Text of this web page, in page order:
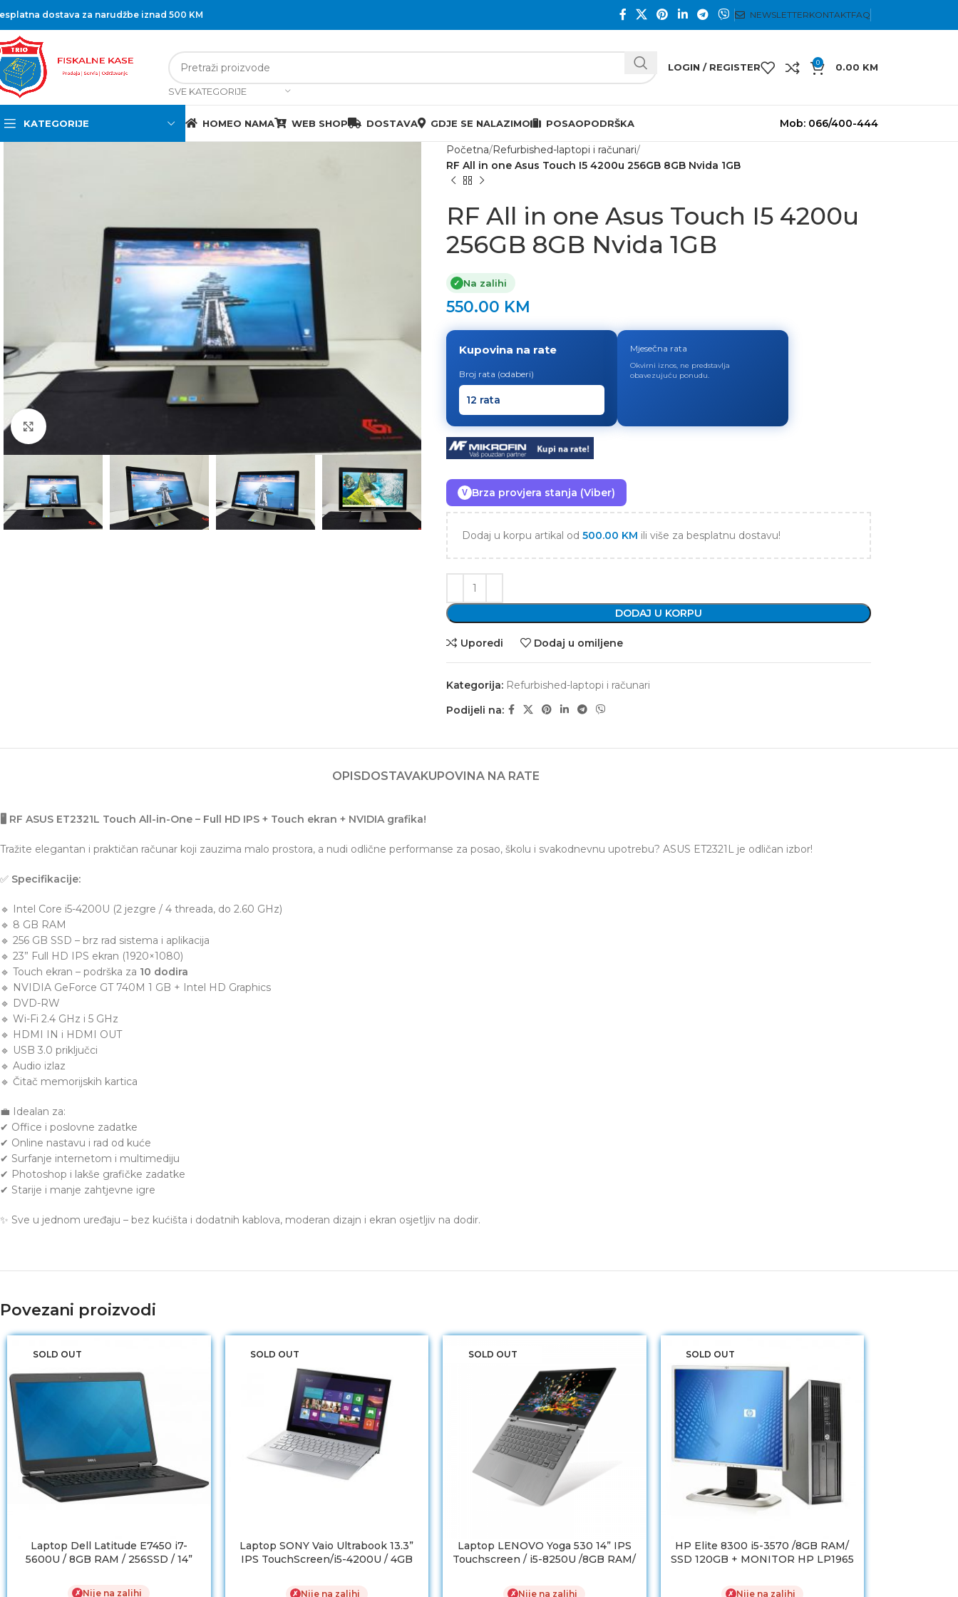
dostava za narudžbe iznad 500 KM NEWSLETTERKONTAKTFAQ
SVE KATEGORIJE
LOGIN / REGISTER 0 0.00 KM
KATEGORIJE HOMEO NAMA WEB SHOP DOSTAVA GDJE SE NALAZIMO POSAOPODRŠKA Mob: 066/400-444
Početna Refurbished-laptopi i računari
RF All in one Asus Touch I5 4200u 256GB 8GB Nvida 1GB
RF All in one Asus Touch I5 4200u
256GB 8GB Nvida 1GB
✓ Na zalihi
550.00 KM
Kupovina na rate
Broj rata (odaberi)
Mjesečna rata
Okvirni iznos, ne predstavlja
obavezujuću ponudu.
V Brza provjera stanja (Viber)
Dodaj u korpu artikal od 500.00 KM ili više za besplatnu dostavu!
DODAJ U KORPU
Uporedi Dodaj u omiljene
Kategorija: Refurbished-laptopi i računari
Podijeli na:
OPISDOSTAVAKUPOVINA NA RATE
🖥️ RF ASUS ET2321L Touch All-in-One – Full HD IPS + Touch ekran + NVIDIA grafika!
Tražite elegantan i praktičan računar koji zauzima malo prostora, a nudi odlične performanse za posao, školu i svakodnevnu upotrebu? ASUS ET2321L je odličan izbor!
✅ Specifikacije:
🔹 Intel Core i5-4200U (2 jezgre / 4 threada, do 2.60 GHz)
🔹 8 GB RAM
🔹 256 GB SSD – brz rad sistema i aplikacija
🔹 23” Full HD IPS ekran (1920×1080)
🔹 Touch ekran – podrška za 10 dodira
🔹 NVIDIA GeForce GT 740M 1 GB + Intel HD Graphics
🔹 DVD-RW
🔹 Wi-Fi 2.4 GHz i 5 GHz
🔹 HDMI IN i HDMI OUT
🔹 USB 3.0 priključci
🔹 Audio izlaz
🔹 Čitač memorijskih kartica
💼 Idealan za:
✔ Office i poslovne zadatke
✔ Online nastavu i rad od kuće
✔ Surfanje internetom i multimediju
✔ Photoshop i lakše grafičke zadatke
✔ Starije i manje zahtjevne igre
✨ Sve u jednom uređaju – bez kućišta i dodatnih kablova, moderan dizajn i ekran osjetljiv na dodir.
Povezani proizvodi
SOLD OUT
Laptop Dell Latitude E7450 i7-
5600U / 8GB RAM / 256SSD / 14”
✗ Nije na zalihi
SOLD OUT
Laptop SONY Vaio Ultrabook 13.3”
IPS TouchScreen/i5-4200U / 4GB
✗ Nije na zalihi
SOLD OUT
Laptop LENOVO Yoga 530 14” IPS
Touchscreen / i5-8250U /8GB RAM/
✗ Nije na zalihi
SOLD OUT
HP Elite 8300 i5-3570 /8GB RAM/
SSD 120GB + MONITOR HP LP1965
✗ Nije na zalihi